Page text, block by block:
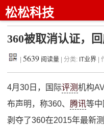
松松科技
360被取消认证，
|5639 阅读量 | 分类: IT业界 |
4月30日，国际评测机构
布声明，称360、 腾讯等中
剥夺了360在2015年最新